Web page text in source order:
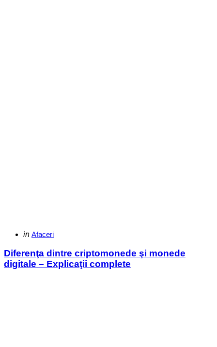
Categories
Posted
in Afaceri
Diferenţa dintre criptomonede şi monede
digitale – Explicaţii complete